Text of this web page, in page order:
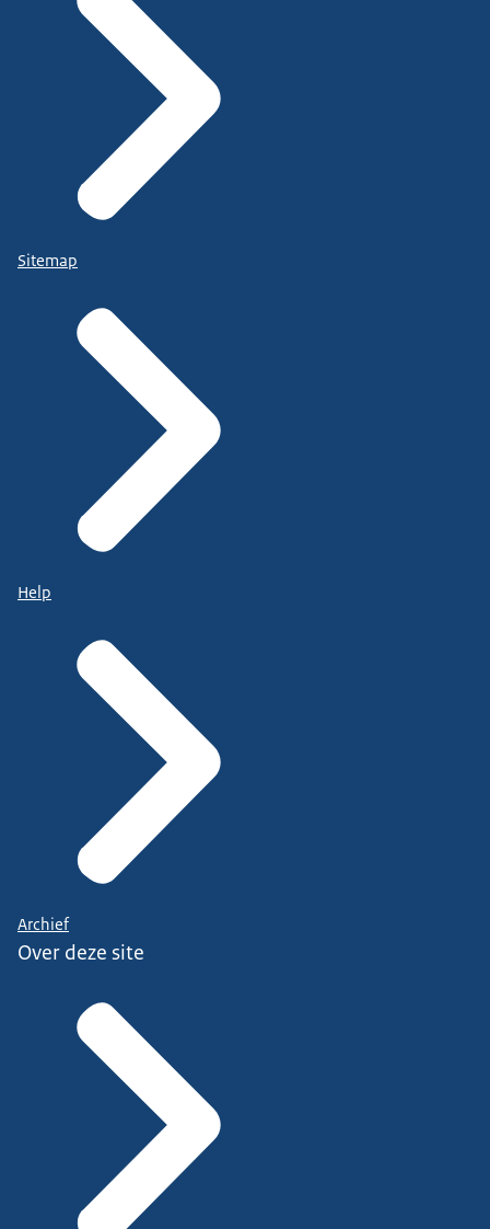
Sitemap
Help
Archief
Over deze site